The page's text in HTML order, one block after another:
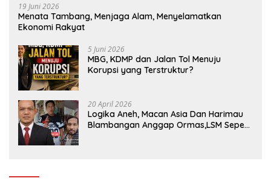
19 Juni 2026
Menata Tambang, Menjaga Alam, Menyelamatkan
Ekonomi Rakyat
5 Juni 2026
MBG, KDMP dan Jalan Tol Menuju
Korupsi yang Terstruktur?
20 April 2026
Logika Aneh, Macan Asia Dan Harimau
Blambangan Anggap Ormas,LSM Seperti